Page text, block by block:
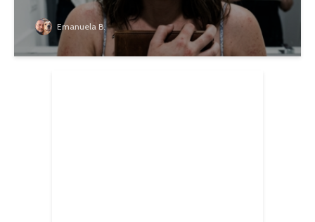
Emanuela B.